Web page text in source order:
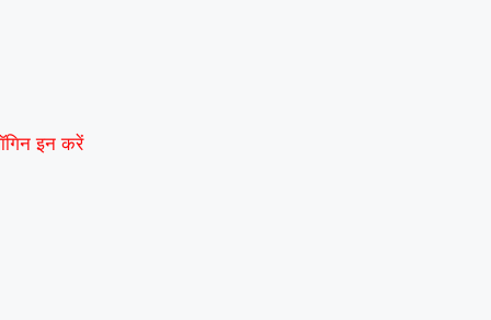
करेंगे अमन
इन करें